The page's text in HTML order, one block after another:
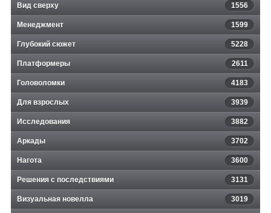
Вид сверху 1556
Менеджмент 1599
Глубокий сюжет 5228
Платформеры 2611
Головоломки 4183
Для взрослых 3939
Исследования 3882
Аркады 3702
Нагота 3600
Решения с последствиями 3131
Визуальная новелла 3019